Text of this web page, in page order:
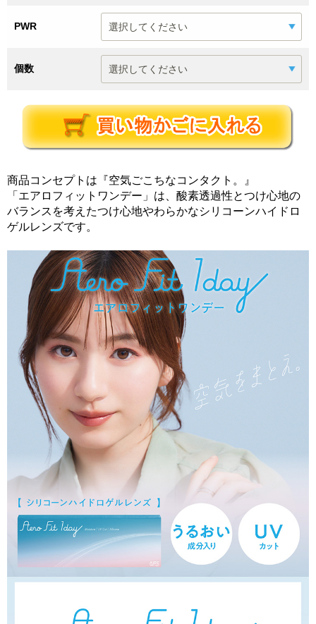
PWR
個数
商品コンセプトは『空気ごこちなコンタクト。』
「エアロフィットワンデー」は、酸素透過性とつけ心地の
バランスを考えたつけ心地やわらかなシリコーンハイドロ
ゲルレンズです。